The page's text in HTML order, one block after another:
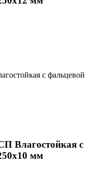
Влагостойкая с
мм